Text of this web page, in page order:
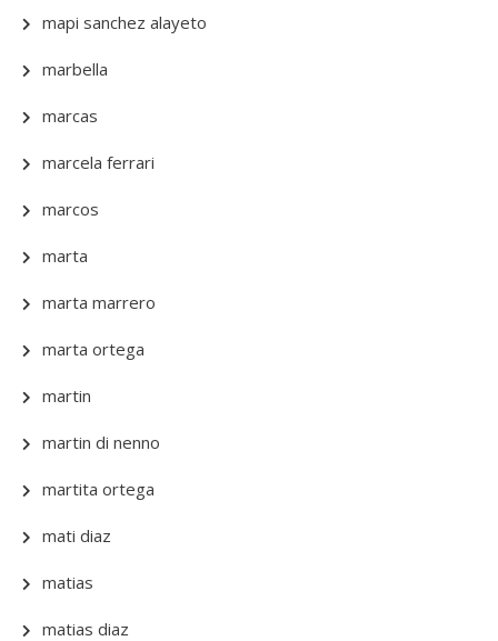
mapi sanchez alayeto
marbella
marcas
marcela ferrari
marcos
marta
marta marrero
marta ortega
martin
martin di nenno
martita ortega
mati diaz
matias
matias diaz